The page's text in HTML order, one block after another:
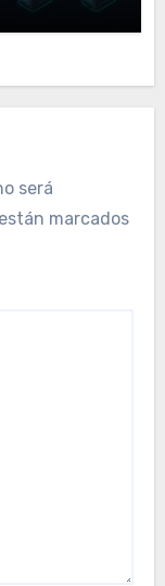
será
marcados